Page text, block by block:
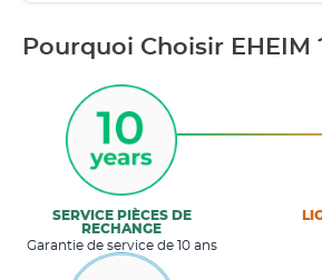
Pourquoi Choisir EHEIM
SERVICE PIÈCES DE
RECHANGE
Garantie de service de 10 ans